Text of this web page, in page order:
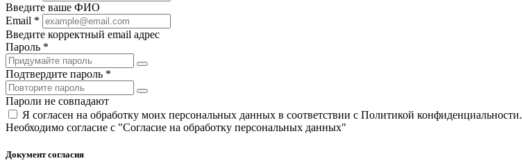
Введите ваше ФИО
Email *
Введите корректный email адрес
Пароль *
Подтвердите пароль *
Пароли не совпадают
Я согласен на обработку моих персональных данных в соответствии с Политикой конфиденциальности.
Необходимо согласие с "Согласие на обработку персональных данных"
Документ согласия